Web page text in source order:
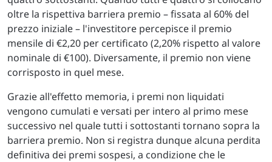
oltre la rispettiva barriera premio – fissata al 60% del
prezzo iniziale – l'investitore percepisce il premio
mensile di €2,20 per certificato (2,20% rispetto al valore
nominale di €100). Diversamente, il premio non viene
corrisposto in quel mese.
Grazie all'effetto memoria, i premi non liquidati
vengono cumulati e versati per intero al primo mese
successivo nel quale tutti i sottostanti tornano sopra la
barriera premio. Non si registra dunque alcuna perdita
definitiva dei premi sospesi, a condizione che le